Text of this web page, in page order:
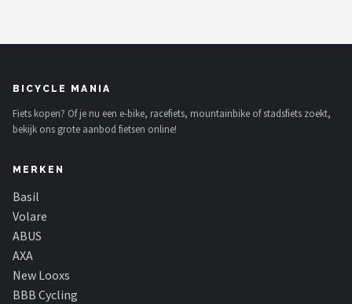
BICYCLE MANIA
Fiets kopen? Of je nu een e-bike, racefiets, mountainbike of stadsfiets zoekt,
bekijk ons grote aanbod fietsen online!
MERKEN
Basil
Volare
ABUS
AXA
New Looxs
BBB Cycling